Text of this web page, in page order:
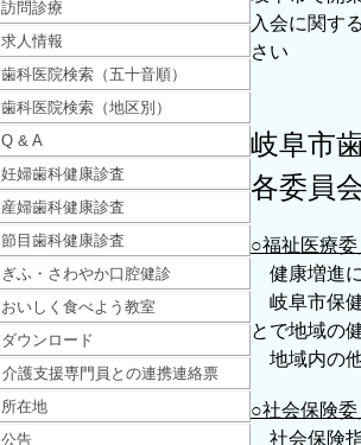
訪問診療
求人情報
歯科医院検索（五十音順）
歯科医院検索（地区別）
Q & A
妊婦歯科健康診査
産婦歯科健康診査
節目歯科健康診査
ぎふ・さわやか口腔健診
おいしく食べよう教室
ダウンロード
介護支援専門員との連携連絡票
所在地
公告
入会に関す
さい
岐阜市
各委員
○福祉医療
健康増進
岐阜市保
とで地域の
地域内の
○社会保険委
社会保険